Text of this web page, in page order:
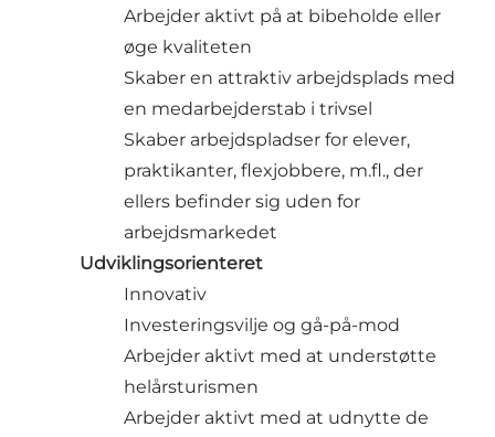
Arbejder aktivt på at bibeholde eller
øge kvaliteten
Skaber en attraktiv arbejdsplads med
en medarbejderstab i trivsel
Skaber arbejdspladser for elever,
praktikanter, flexjobbere, m.fl., der
ellers befinder sig uden for
arbejdsmarkedet
Udviklingsorienteret
Innovativ
Investeringsvilje og gå-på-mod
Arbejder aktivt med at understøtte
helårsturismen
Arbejder aktivt med at udnytte de